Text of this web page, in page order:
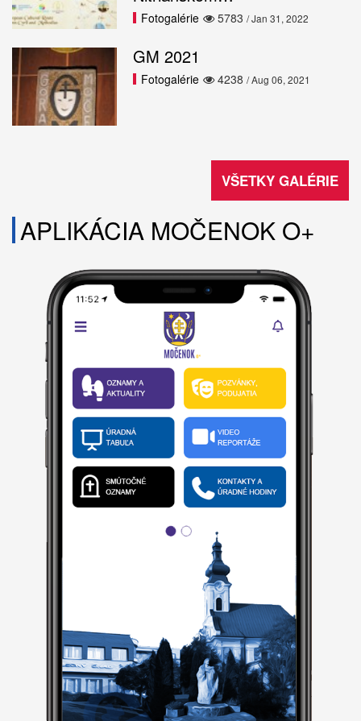
5783
Fotogalérie / Jan 31, 2022
GM 2021
4238
Fotogalérie / Aug 06, 2021
VŠETKY GALÉRIE
APLIKÁCIA MOČENOK O+